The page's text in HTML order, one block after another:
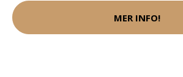
MER INFO!